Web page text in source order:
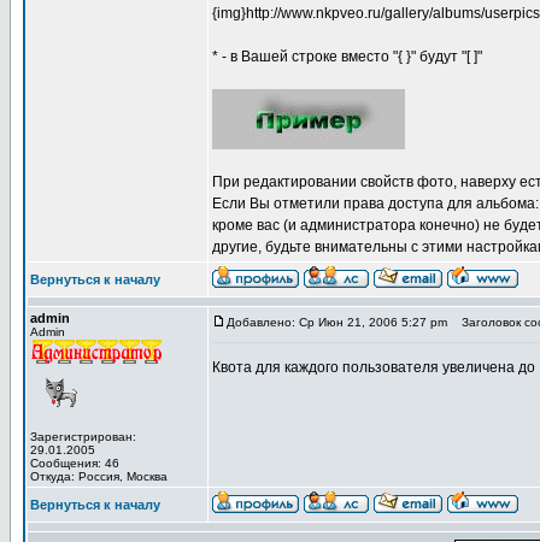
{img}http://www.nkpveo.ru/gallery/albums/
* - в Вашей строке вместо "{ }" будут "[ ]"
При редактировании свойств фото, наверху
Если Вы отметили права доступа для
кроме вас (и администратора конечно) не
другие, будьте внимательны с этими
Вернуться к началу
admin
Admin
Зарегистрирован:
29.01.2005
Сообщения: 46
Откуда: Россия, Москва
Добавлено: Ср Июн 21, 2006 5:27 pm Заголовок
Квота для каждого пользователя увеличена до
Вернуться к началу